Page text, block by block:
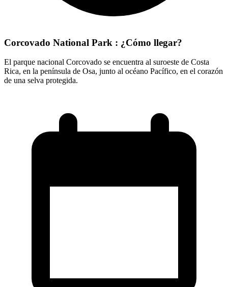
Corcovado National Park : ¿Cómo llegar?
El parque nacional Corcovado se encuentra al suroeste de Costa
Rica, en la península de Osa, junto al océano Pacífico, en el corazón
de una selva protegida.